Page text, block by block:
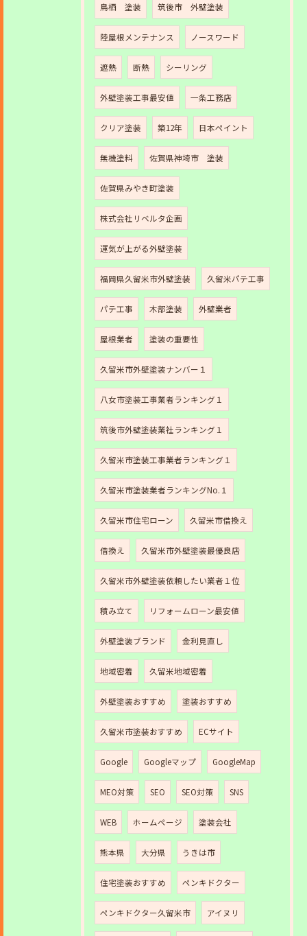
鳥栖 塗装 筑後市 外壁塗装
陸屋根メンテナンス ノースワード
遮熱 断熱 シーリング
外壁塗装工事最安値 一条工務店
クリア塗装 築12年 日本ペイント
無機塗料 佐賀県神埼市 塗装
佐賀県みやき町塗装
株式会社リベルタ企画
運気が上がる外壁塗装
福岡県久留米市外壁塗装 久留米パテ工事
パテ工事 木部塗装 外壁業者
屋根業者 塗装の重要性
久留米市外壁塗装ナンバー１
八女市塗装工事業者ランキング１
筑後市外壁塗装業社ランキング１
久留米市塗装工事業者ランキング１
久留米市塗装業者ランキングNo.１
久留米市住宅ローン 久留米市借換え
借換え 久留米市外壁塗装最優良店
久留米市外壁塗装依頼したい業者１位
積み立て リフォームローン最安値
外壁塗装ブランド 金利見直し
地域密着 久留米地域密着
外壁塗装おすすめ 塗装おすすめ
久留米市塗装おすすめ ECサイト
Google Googleマップ GoogleMap
MEO対策 SEO SEO対策 SNS
WEB ホームページ 塗装会社
熊本県 大分県 うきは市
住宅塗装おすすめ ペンキドクター
ペンキドクター久留米市 アイヌリ